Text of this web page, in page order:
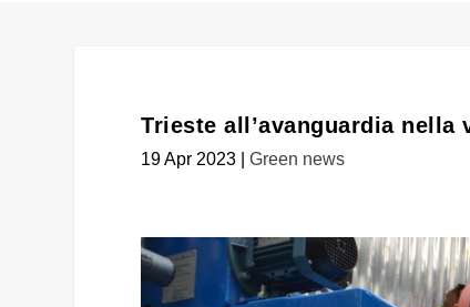
Trieste all’avanguardia
19 Apr 2023 |Green news